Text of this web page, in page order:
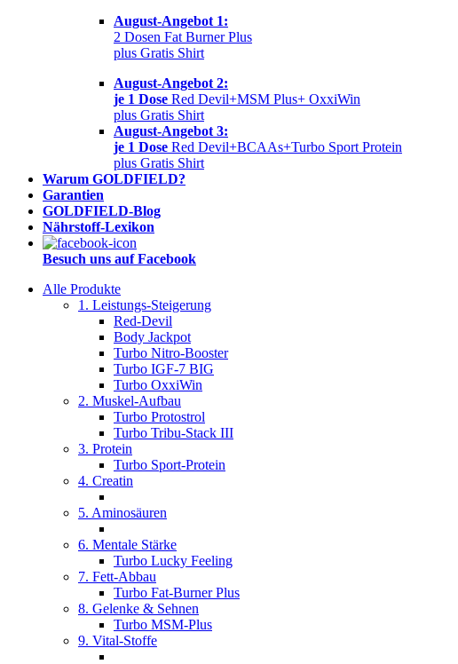
August-Angebot 1:
2 Dosen Fat Burner Plus
plus Gratis Shirt
August-Angebot 2:
je 1 Dose Red Devil+MSM Plus+ OxxiWin
plus Gratis Shirt
August-Angebot 3:
je 1 Dose Red Devil+BCAAs+Turbo Sport Protein
plus Gratis Shirt
Warum GOLDFIELD?
Garantien
GOLDFIELD-Blog
Nährstoff-Lexikon
Besuch uns auf Facebook
Alle Produkte
1. Leistungs-Steigerung
Red-Devil
Body Jackpot
Turbo Nitro-Booster
Turbo IGF-7 BIG
Turbo OxxiWin
2. Muskel-Aufbau
Turbo Protostrol
Turbo Tribu-Stack III
3. Protein
Turbo Sport-Protein
4. Creatin
5. Aminosäuren
6. Mentale Stärke
Turbo Lucky Feeling
7. Fett-Abbau
Turbo Fat-Burner Plus
8. Gelenke & Sehnen
Turbo MSM-Plus
9. Vital-Stoffe